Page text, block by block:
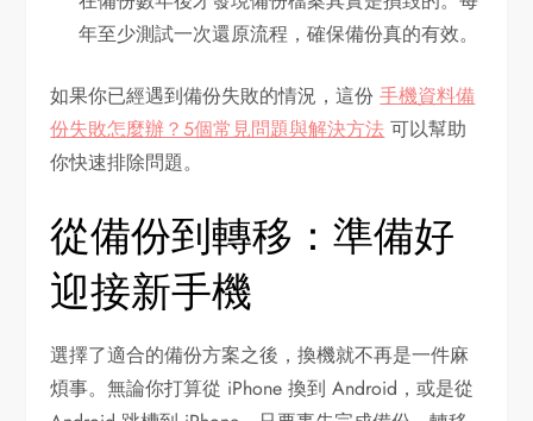
年至少測試一次還原流程，確保備份真的有效。
如果你已經遇到備份失敗的情況，這份手機資料備
份失敗怎麼辦？5個常見問題與解決方法 可以幫助
你快速排除問題。
從備份到轉移：準備好
迎接新手機
選擇了適合的備份方案之後，換機就不再是一件麻
煩事。無論你打算從 iPhone 換到 Android，或是從